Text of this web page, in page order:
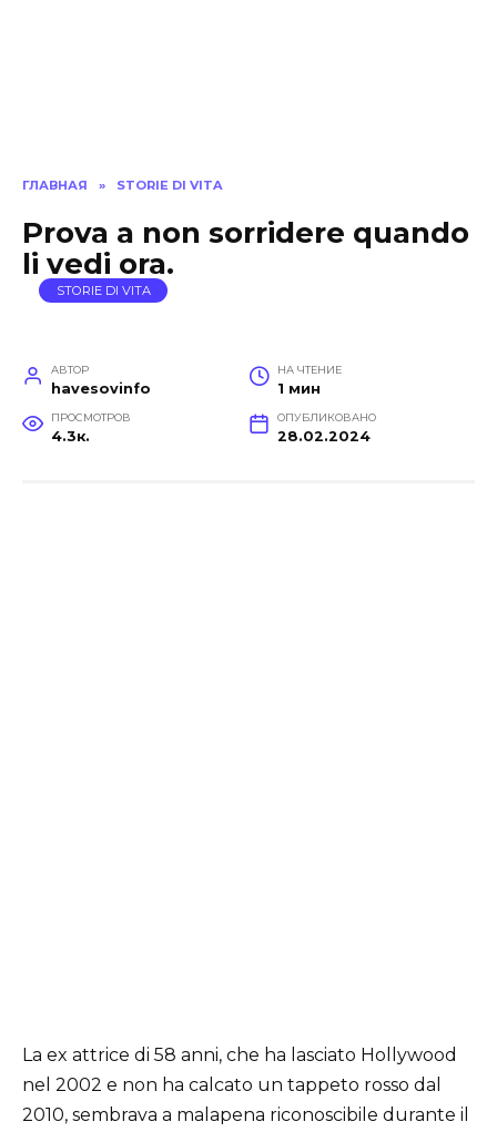
ГЛАВНАЯ » STORIE DI VITA
Prova a non sorridere quando
li vedi ora.
STORIE DI VITA
АВТОР
havesovinfo
НА ЧТЕНИЕ
1 мин
ПРОСМОТРОВ
4.3к.
ОПУБЛИКОВАНО
28.02.2024
La ex attrice di 58 anni, che ha lasciato Hollywood
nel 2002 e non ha calcato un tappeto rosso dal
2010, sembrava a malapena riconoscibile durante il